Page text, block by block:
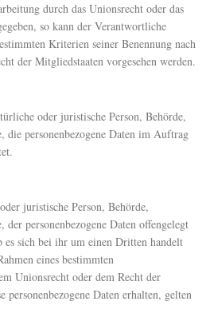
durch das Unionsrecht oder das
so kann der Verantwortliche
Kriterien seiner Benennung nach
der Mitgliedstaaten vorgesehen werden.
oder juristische Person, Behörde,
die personenbezogene Daten im Auftrag
juristische Person, Behörde,
personenbezogene Daten offengelegt
es sich bei ihr um einen Dritten handelt
eines bestimmten
Unionsrecht oder dem Recht der
Daten erhalten, gelten